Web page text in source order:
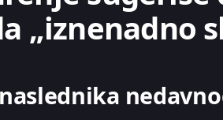
„iznenadno